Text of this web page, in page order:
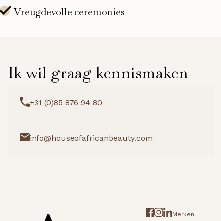
Ik wil graag kennismaken
+31 (0)85 876 94 80
info@houseofafricanbeauty.com
Merken